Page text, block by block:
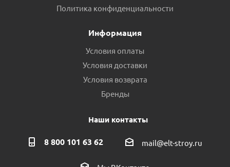
Политика конфиденциальности
Информация
Условия оплаты
Условия доставки
Условия возврата
Бренды
Наши контакты
8 800 101 63 62 mail@elt-stroy.ru